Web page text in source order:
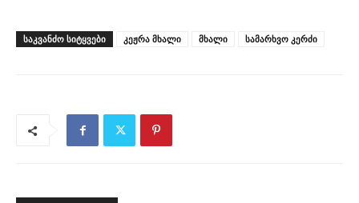
ᲡᲐᲙᲕᲐᲜᲫᲝ ᲡᲘᲢᲧᲕᲔᲑᲘ კეჟრა მხალი მხალი სამარხვო კერძი